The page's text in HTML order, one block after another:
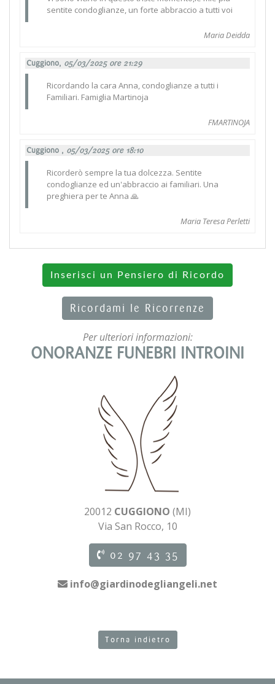
sentite condoglianze, un forte abbraccio a tutti voi
Maria Deidda
Cuggiono, 05/03/2025 ore 21:29
Ricordando la cara Anna, condoglianze a tutti i
Familiari. Famiglia Martinoja
FMARTINOJA
Cuggiono , 05/03/2025 ore 18:10
Ricorderò sempre la tua dolcezza. Sentite
condoglianze ed un'abbraccio ai familiari. Una
preghiera per te Anna 🙏
Maria Teresa Perletti
Inserisci un Pensiero di Ricordo
Ricordami le Ricorrenze
Per ulteriori informazioni:
ONORANZE FUNEBRI INTROINI
20012 CUGGIONO (MI)
Via San Rocco, 10
02 97 43 35
info@giardinodegliangeli.net
Torna indietro